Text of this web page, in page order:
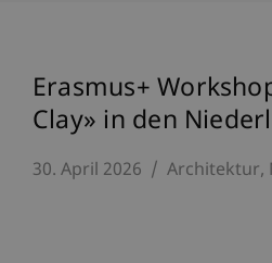
Erasmus+
Clay» in den
30. April 2026 Architektur